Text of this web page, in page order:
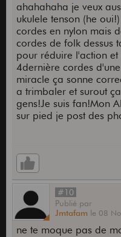
ahahahaha je veux
ukulele tenson (he
cordes en nylon mais
cordes de folk dessus
pour réduire l'action
4dernière cordes
miracle ça sonne
a trimbaler et surout
gens!Je suis fan!Mon
sur pied je post des
#10
Publié par
Jmtafam le 08
ne te moque pas de